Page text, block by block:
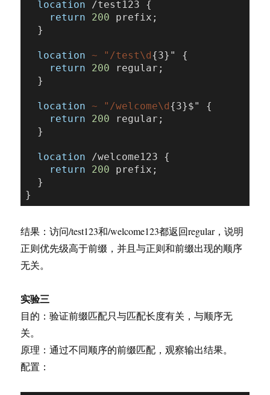
location /test123 {
return
200 prefix;
location ~ "/test\d{3}" {
return
200 regular;
location ~ "/welcome\d{3}$" {
return
200 regular;
location /welcome123 {
return
200 prefix;
结果：访问/test123和/welcome123都返回regular，说明
正则优先级高于前缀，并且与正则和前缀出现的顺序
无关。
实验三
目的：验证前缀匹配只与匹配长度有关，与顺序无
关。
原理：通过不同顺序的前缀匹配，观察输出结果。
配置：